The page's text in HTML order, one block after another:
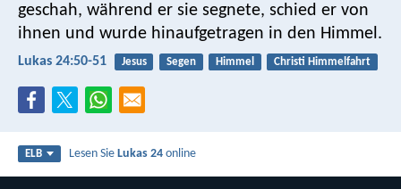
geschah, während er sie segnete, schied er von
ihnen und wurde hinaufgetragen in den Himmel.
Lukas 24:50-51 Jesus Segen Himmel Christi Himmelfahrt
ELB Lesen SieLukas 24 online